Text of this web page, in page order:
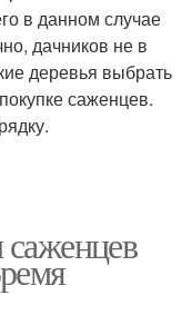
в данном случае
дачников не в
деревья выбрать
саженцев.